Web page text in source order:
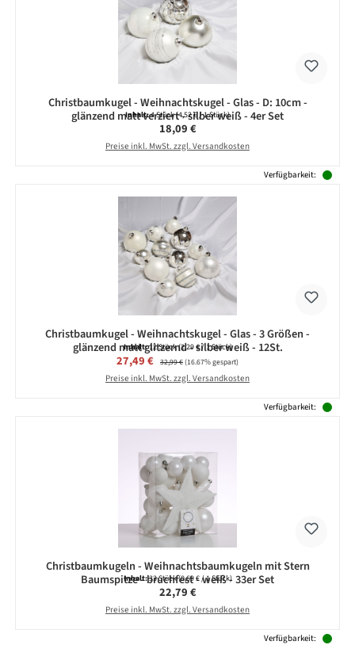
Christbaumkugel - Weihnachtskugel - Glas - D: 10cm -
glänzend matt verziert - silber weiß - 4er Set
Inhalt:4 Stück(4,52 € / 1 Stück)
Regulärer Preis:
18,09 €
Preise inkl. MwSt. zzgl. Versandkosten
Verfügbarkeit:
Christbaumkugel - Weihnachtskugel - Glas - 3 Größen -
glänzend matt glitzernd - silber weiß - 12St.
Inhalt:12 Stück(2,29 € / 1 Stück)
Verkaufspreis:
27,49 € Regulärer Preis:
32,99 €(16.67% gespart)
Preise inkl. MwSt. zzgl. Versandkosten
Verfügbarkeit:
Christbaumkugeln - Weihnachtsbaumkugeln mit Stern
Baumspitze - bruchfest - weiß - 33er Set
Inhalt:33 Stück(0,69 € / 1 Stück)
Regulärer Preis:
22,79 €
Preise inkl. MwSt. zzgl. Versandkosten
Verfügbarkeit: